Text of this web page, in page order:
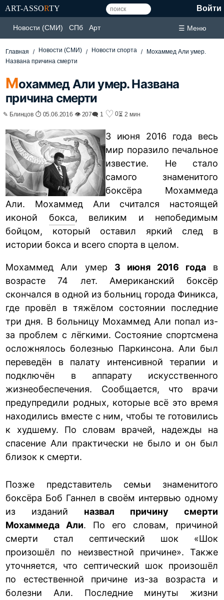
ART-ASSORTY Войти
Новости (СМИ) СПб Арт ☰ Меню
Главная Новости (СМИ) Новости спорта
Мохаммед Али умер.
Названа причина смерти
Мохаммед Али умер. Названа
причина смерти
✎ Блинцов ⏱ 05.06.2016 👁 207🗨 1 ♡ 0⏳ 2 мин
3 июня 2016 года весь
мир поразило печальное
известие. Не стало
самого знаменитого
боксёра Мохаммеда
Али. Мохаммед Али считался настоящей
иконой бокса, великим и непобедимым
бойцом, который оставил яркий след в
истории бокса и всего спорта в целом.
Мохаммед Али умер 3 июня 2016 годав
возрасте 74 лет. Американский боксёр
скончался в одной из больниц города Финикса,
где провёл в тяжёлом состоянии последние
три дня. В больницу Мохаммед Али попал из-
за проблем с лёгкими. Состояние спортсмена
осложнялось болезнью Паркинсона. Али был
переведён в палату интенсивной терапии и
подключён в аппарату искусственного
жизнеобеспечения. Сообщается, что врачи
предупредили родных, которые всё это время
находились вместе с ним, чтобы те готовились
к худшему. По словам врачей, надежды на
спасение Али практически не было и он был
близок к смерти.
Позже представитель семьи знаменитого
боксёра Боб Ганнел в своём интервью одному
из изданий назвал причину смерти
Мохаммеда Али. По его словам, причиной
смерти стал септический шок «Шок
произошёл по неизвестной причине». Также
уточняется, что септический шок произошёл
по естественной причине из-за возраста и
болезни Али. Последние минуты жизни